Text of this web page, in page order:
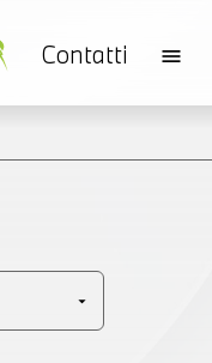
Contatti menu